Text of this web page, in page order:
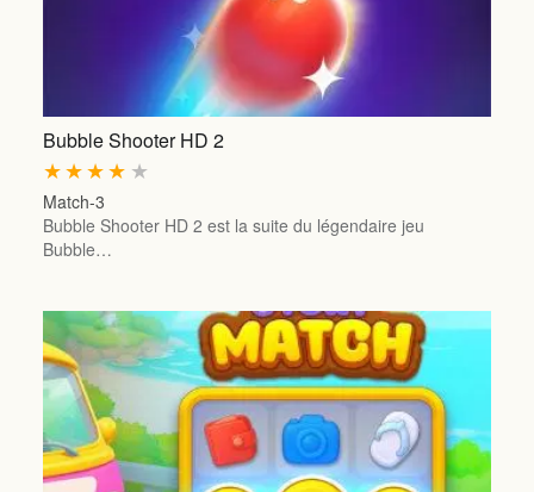
Bubble Shooter HD 2
★
★
★
★
★
Match-3
Bubble Shooter HD 2 est la suite du légendaire jeu
Bubble…